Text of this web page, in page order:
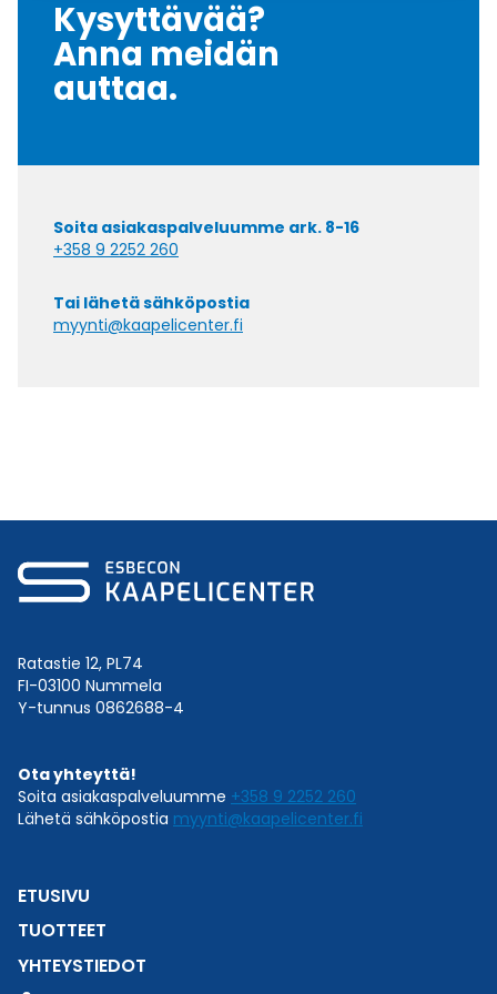
Kysyttävää?
Anna meidän
auttaa.
Soita asiakaspalveluumme ark. 8-16
+358 9 2252 260
Tai lähetä sähköpostia
myynti@kaapelicenter.fi
Ratastie 12, PL74
FI-03100 Nummela
Y-tunnus 0862688-4
Ota yhteyttä!
Soita asiakaspalveluumme +358 9 2252 260
Lähetä sähköpostia myynti@kaapelicenter.fi
ETUSIVU
TUOTTEET
YHTEYSTIEDOT